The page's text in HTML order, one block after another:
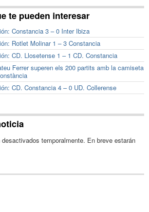
te pueden interesar
Constancia 3 – 0 Inter Ibiza
Rotlet Molinar 1 – 3 Constancia
CD. Llosetense 1 – 1 CD. Constancia
Ferrer superen els 200 partits amb la camiseta
CD. Constancia 4 – 0 UD. Collerense
temporalmente. En breve estarán